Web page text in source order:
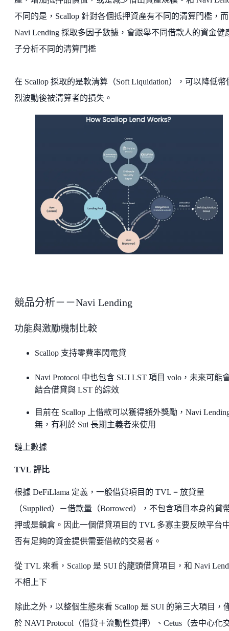
不同的是，Scallop 針對各個抵押資產有不同的清算門檻，而
Navi Lending 採取多因子數據，會跟舉不同借款人的資金健
子分析不同的清算門檻
在 Scallop 採取的是軟清算（Soft Liquidation），可以降低幣
烈波動後被清算者的損失。
競品分析－－Navi Lending
功能與激勵機制比較
Scallop 支持零費率閃電貸
Navi Protocol 中也包含 SUI LST 項目 volo，未來可能
結合借貸與 LST 的綜效
目前在 Scallop 上借款可以獲得額外獎勵，Navi
無，有利於 Sui 長期主義者來使用
鏈上數據
TVL 評比
根據 DeFiLlama 定義，一般借貸項目的 TVL = 放貸量
（Supplied）－借款量（Borrowed），不包含項目本身的貸
押或是鎖倉。因此一個借貸項目的 TVL 多寡主要反映平台
否有足夠的資金提供需要借款的交易者。
從 TVL 來看，Scallop 是 SUI 的龍頭借貸項目，和 Navi
不相上下
除此之外，以整個生態來看 Scallop 是 SUI 的第三大項目，
於 NAVI Protocol（借貸＋流動性質押）、Cetus（去中心化